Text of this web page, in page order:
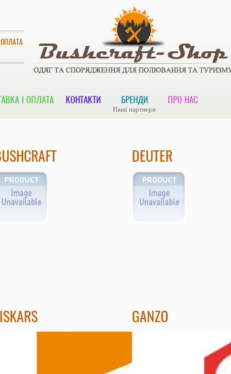
І ОПЛАТА КОНТАКТИ БРЕНДИ
Наші партнери
ПРО НАС
DEUTER
GANZO